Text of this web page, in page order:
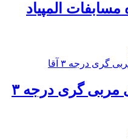
المپیاد
کلاس تئوری مربی گری درجه ۳